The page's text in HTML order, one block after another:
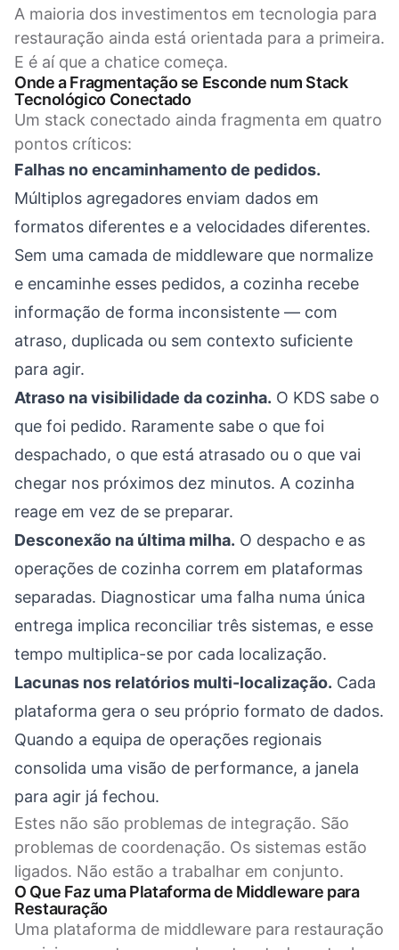
A maioria dos investimentos em tecnologia para
restauração ainda está orientada para a primeira.
E é aí que a chatice começa.
Onde a Fragmentação se Esconde num Stack
Tecnológico Conectado
Um stack conectado ainda fragmenta em quatro
pontos críticos:
Falhas no encaminhamento de pedidos.
Múltiplos agregadores enviam dados em
formatos diferentes e a velocidades diferentes.
Sem uma camada de middleware que normalize
e encaminhe esses pedidos, a cozinha recebe
informação de forma inconsistente — com
atraso, duplicada ou sem contexto suficiente
para agir.
Atraso na visibilidade da cozinha. O KDS sabe o
que foi pedido. Raramente sabe o que foi
despachado, o que está atrasado ou o que vai
chegar nos próximos dez minutos. A cozinha
reage em vez de se preparar.
Desconexão na última milha. O despacho e as
operações de cozinha correm em plataformas
separadas. Diagnosticar uma falha numa única
entrega implica reconciliar três sistemas, e esse
tempo multiplica-se por cada localização.
Lacunas nos relatórios multi-localização. Cada
plataforma gera o seu próprio formato de dados.
Quando a equipa de operações regionais
consolida uma visão de performance, a janela
para agir já fechou.
Estes não são problemas de integração. São
problemas de coordenação. Os sistemas estão
ligados. Não estão a trabalhar em conjunto.
O Que Faz uma Plataforma de Middleware para
Restauração
Uma plataforma de middleware para restauração